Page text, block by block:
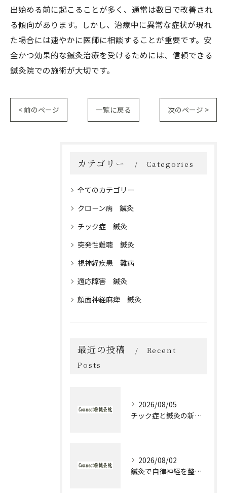
出始める前に起こることが多く、通常は数日で改善され
る傾向があります。しかし、治療中に異常な症状が現れ
た場合には速やかに医師に相談することが重要です。安
全かつ効果的な鍼灸治療を受けるためには、信頼できる
鍼灸院での施術が大切です。
< 前のページ 一覧に戻る 次のページ >
カテゴリー Categories
全てのカテゴリー
クローン病 鍼灸
チック症 鍼灸
突発性難聴 鍼灸
視神経疾患 難病
適応障害 鍼灸
顔面神経麻痺 鍼灸
最近の投稿
Recent
Posts
2026/08/05
チック症と鍼灸の新作治療体験談とセルフケア実践ガイド
2026/08/02
鍼灸で自律神経を整える発達障害のための実践アプローチ